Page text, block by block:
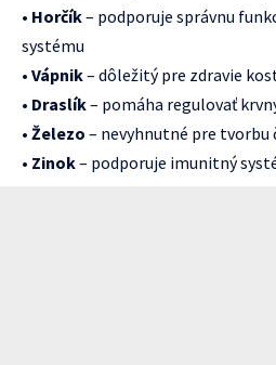
• Horčík– podporuje správnu
systému
• Vápnik– dôležitý pre zdravie
• Draslík– pomáha regulovať
• Železo – nevyhnutné pre tvorbu
• Zinok– podporuje imunitný